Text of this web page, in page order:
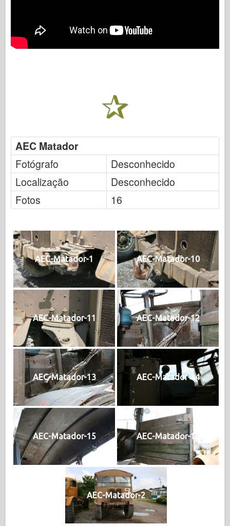
AEC Matador
Fotógrafo
Desconhecido
Localização
Desconhecido
Fotos
16
AEC-Matador-1 AEC-Matador-10
AEC-Matador-11 AEC-Matador-12
AEC-Matador-13 AEC-Matador-14
AEC-Matador-15 AEC-Matador-16
AEC-Matador-2